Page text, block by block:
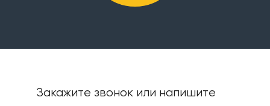
Закажите звонок или напишите